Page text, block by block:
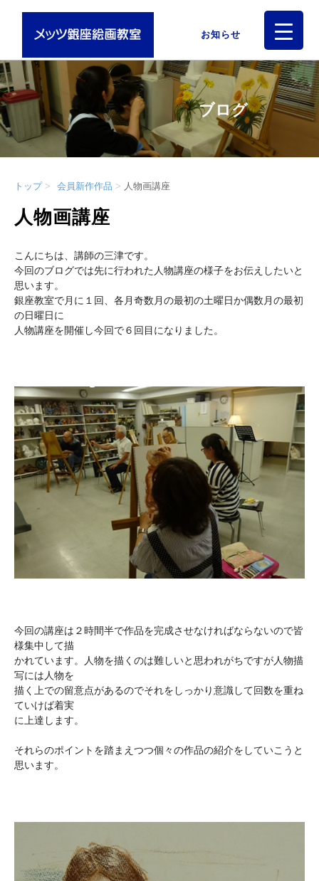
お知らせ
ブログ
トップ 会員新作作品 人物画講座
人物画講座
こんにちは、講師の三津です。
今回のブログでは先に行われた人物講座の様子をお伝えしたいと
思います。
銀座教室で月に１回、各月奇数月の最初の土曜日か偶数月の最初
の日曜日に
人物講座を開催し今回で６回目になりました。
今回の講座は２時間半で作品を完成させなければならないので皆
様集中して描
かれています。人物を描くのは難しいと思われがちですが人物描
写には人物を
描く上での留意点があるのでそれをしっかり意識して回数を重ね
ていけば着実
に上達します。
それらのポイントを踏まえつつ個々の作品の紹介をしていこうと
思います。